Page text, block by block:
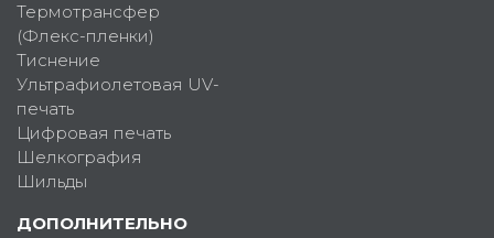
Термотрансфер
(Флекс-пленки)
Тиснение
Ультрафиолетовая UV-
печать
Цифровая печать
Шелкография
Шильды
ДОПОЛНИТЕЛЬНО